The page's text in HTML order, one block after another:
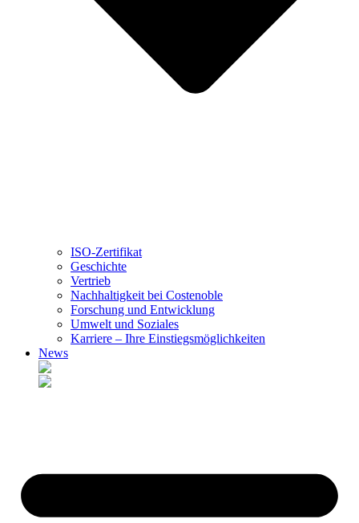
ISO-Zertifikat
Geschichte
Vertrieb
Nachhaltigkeit bei Costenoble
Forschung und Entwicklung
Umwelt und Soziales
Karriere – Ihre Einstiegsmöglichkeiten
News